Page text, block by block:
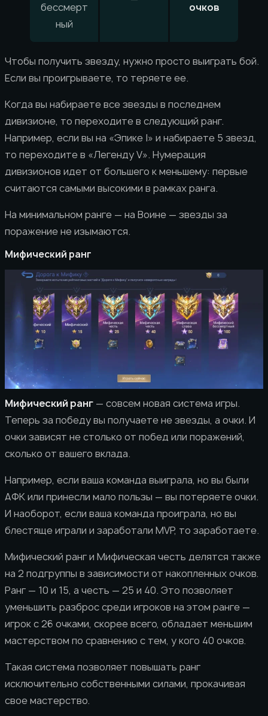
бессмерт
ный
очков
Чтобы получить звезду, нужно просто выиграть бой.
Если вы проигрываете, то теряете ее.
Когда вы набираете все звезды в последнем
дивизионе, то переходите в следующий ранг.
Например, если вы на «Эпике I» и набираете 5 звезд,
то переходите в «Легенду V». Нумерация
дивизионов идет от большего к меньшему: первые
считаются самыми высокими в рамках ранга.
На минимальном ранге — на Воине — звезды за
поражение не изымаются.
Мифический ранг
Мифический ранг — совсем новая система игры.
Теперь за победу вы получаете не звезды, а очки. И
очки зависят не столько от побед или поражений,
сколько от вашего вклада.
Например, если ваша команда выиграла, но вы были
АФК или принесли мало пользы — вы потеряете очки.
И наоборот, если ваша команда проиграла, но вы
блестяще играли и заработали MVP, то заработаете.
Мифический ранг и Мифическая честь делятся также
на 2 подгруппы в зависимости от накопленных очков.
Ранг — 10 и 15, а честь — 25 и 40. Это позволяет
уменьшить разброс среди игроков на этом ранге —
игрок с 26 очками, скорее всего, обладает меньшим
мастерством по сравнению с тем, у кого 40 очков.
Такая система позволяет повышать ранг
исключительно собственными силами, прокачивая
свое мастерство.